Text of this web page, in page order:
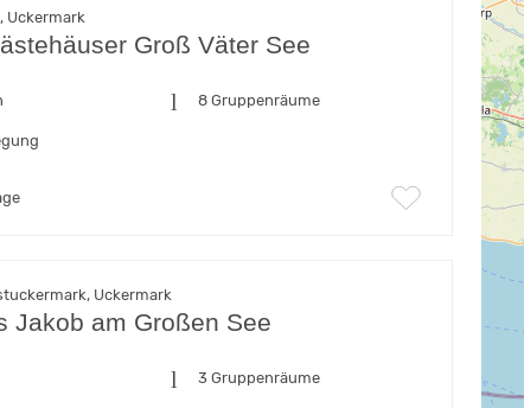
Uckermark
Groß Väter See
8 Gruppenräume
Uckermark
Jakob am Großen See
3 Gruppenräume